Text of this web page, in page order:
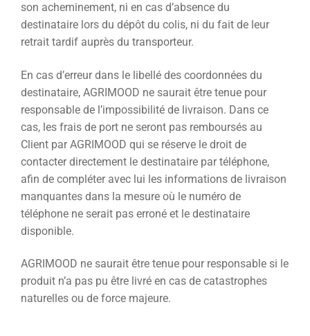
son acheminement, ni en cas d’absence du
destinataire lors du dépôt du colis, ni du fait de leur
retrait tardif auprès du transporteur.
En cas d’erreur dans le libellé des coordonnées du
destinataire, AGRIMOOD ne saurait être tenue pour
responsable de l’impossibilité de livraison. Dans ce
cas, les frais de port ne seront pas remboursés au
Client par AGRIMOOD qui se réserve le droit de
contacter directement le destinataire par téléphone,
afin de compléter avec lui les informations de livraison
manquantes dans la mesure où le numéro de
téléphone ne serait pas erroné et le destinataire
disponible.
AGRIMOOD ne saurait être tenue pour responsable si le
produit n’a pas pu être livré en cas de catastrophes
naturelles ou de force majeure.